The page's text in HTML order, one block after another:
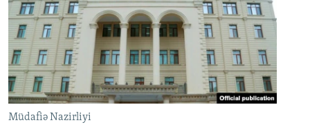
Müdafiə Nazirliyi